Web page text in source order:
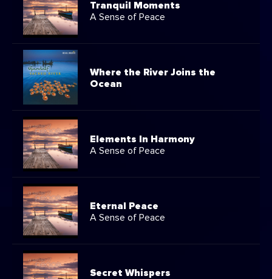
Tranquil Moments
A Sense of Peace
Where the River Joins the
Ocean
Elements In Harmony
A Sense of Peace
Eternal Peace
A Sense of Peace
Secret Whispers